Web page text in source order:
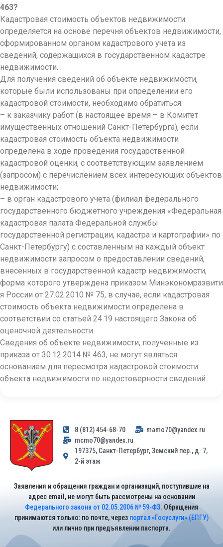
463?
Кадастровая стоимость объектов недвижимости
определяется на основе перечня объектов недвижимости,
сформированном органом кадастрового учета из
сведений, содержащихся в государственном кадастре
недвижимости.
Для получения сведений об объекте недвижимости,
которые были использованы при определении его
кадастровой стоимости, необходимо обратиться:
– к заказчику работ (в настоящее время – в Комитет
имущественных отношений Санкт-Петербурга), если
кадастровая стоимость объекта недвижимости
определена в ходе проведения государственной
кадастровой оценки, с соответствующим заявлением
(запросом) с перечислением всех интересующих объектов
недвижимости;
– в орган кадастрового учета (филиал федерального
государственного бюджетного учреждения «Федеральная
кадастровая палата Федеральной службы
государственной регистрации, кадастра и картографии» по
Санкт-Петербургу) с составленным на каждый объект
недвижимости запросом о предоставлении сведений,
внесенных в государственной кадастр недвижимости,
форма которого утверждена приказом Минэкономразвити
я России от 27.02.2010 № 75, в случае, если кадастровая
стоимость объекта недвижимости определена в
соответствии со статьей 24.19 настоящего Закона об
оценочной деятельности.
Сведения об объекте недвижимости, полученные из
приказа от 30.12.2014 № 463, не могут являться
основанием для пересмотра кадастровой стоимости
объекта недвижимости по недостоверности сведений.
8 (812) 454-68-70
mamo70@yandex.ru
mcmo70@yandex.ru
197375, Санкт-Петербург, Земский пер., д. 7,
2-й этаж
Заявления и обращения граждан и организаций, поступившие на
адрес email, не могут быть рассмотрены на основании
Федерального закона от 02.05.2006 № 59-ФЗ. Обращения
принимаются только: по почте, через портал «Госуслуги» (ЕПГУ)
или лично при предъявлении паспорта.